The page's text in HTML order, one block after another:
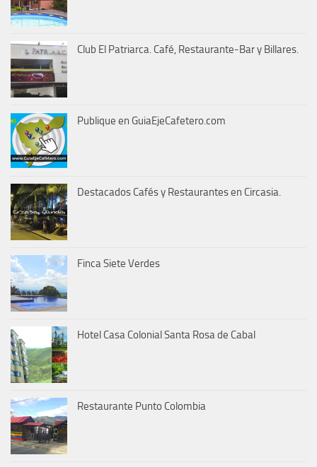
Club El Patriarca. Café, Restaurante-Bar y Billares.
Publique en GuiaEjeCafetero.com
Destacados Cafés y Restaurantes en Circasia.
Finca Siete Verdes
Hotel Casa Colonial Santa Rosa de Cabal
Restaurante Punto Colombia